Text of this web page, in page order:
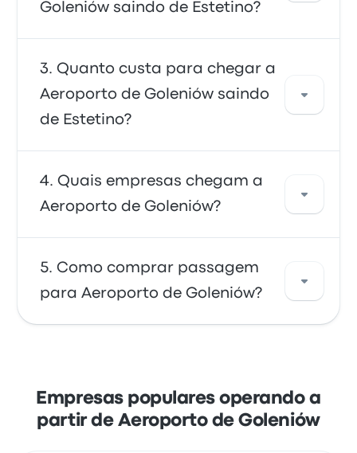
compartilhamento de corridas.
Goleniów saindo de Estetino?
O meio mais rápido de ir e voltar de
Aeroporto de Goleniów é de ônibus - um
transporte conveniente para os terminais do
aeroporto. Os ônibus são baratos, confiáveis
Quanto custa para chegar a
Aeroporto de Goleniów saindo
de Estetino?
No geral, a passagem entre Aeroporto de
Goleniów e Estetino custa cerca de R$ 52. A
viagem é oferecida por Follow me! e leva
cerca de 50m. Os preços variam dependendo
temporada.
Quais empresas chegam a
Aeroporto de Goleniów?
Você pode viajar com Follow me! para
chegar a Aeroporto de Goleniów. A empresa
oferece 10 viagens diárias; os primeiros
ônibus saem às 07:30, e os últimos ônibus
Como comprar passagem
para Aeroporto de Goleniów?
os principais cartões de crédito, como
Mastercard, Visa, Amex e outros, bem como
com serviços como Apple Pay e Google Pay.
Empresas populares operando a
partir de Aeroporto de Goleniów